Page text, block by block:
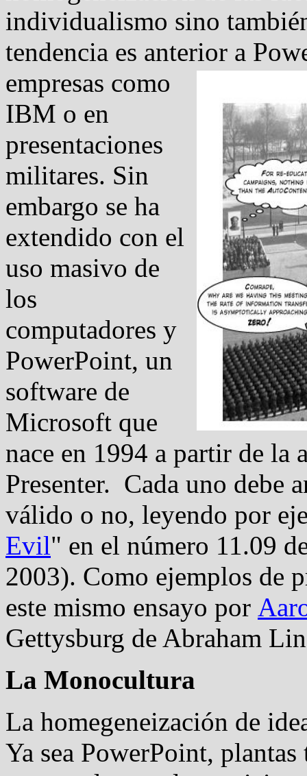
individualismo sino
tendencia es anterior a
empresas como
IBM o en
presentaciones
militares. Sin
embargo se ha
extendido con el
uso masivo de
los
computadores y
PowerPoint, un
software de
Microsoft que
nace en 1994 a partir de la
Presenter. Cada uno debe
válido o no, leyendo por
Evil" en el número 11.09
2003). Como ejemplos de
este mismo ensayo por
Gettysburg de Abraham
La Monocultura
La homegeneización de
Ya sea PowerPoint,